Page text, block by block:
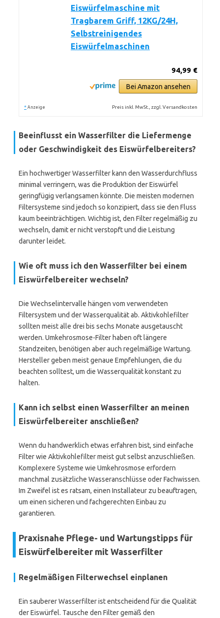
Eiswürfelmaschine mit
Tragbarem Griff, 12KG/24H,
Selbstreinigendes
Eiswürfelmaschinen
94,99 €
Bei Amazon ansehen
* Anzeige Preis inkl. MwSt., zzgl. Versandkosten
Beeinflusst ein Wasserfilter die Liefermenge
oder Geschwindigkeit des Eiswürfelbereiters?
Ein hochwertiger Wasserfilter kann den Wasserdurchfluss
minimal verringern, was die Produktion der Eiswürfel
geringfügig verlangsamen könnte. Die meisten modernen
Filtersysteme sind jedoch so konzipiert, dass sie den Fluss
kaum beeinträchtigen. Wichtig ist, den Filter regelmäßig zu
wechseln, damit er nicht verstopft und die Leistung
darunter leidet.
Wie oft muss ich den Wasserfilter bei einem
Eiswürfelbereiter wechseln?
Die Wechselintervalle hängen vom verwendeten
Filtersystem und der Wasserqualität ab. Aktivkohlefilter
sollten meist alle drei bis sechs Monate ausgetauscht
werden. Umkehrosmose-Filter haben oft längere
Standzeiten, benötigen aber auch regelmäßige Wartung.
Hersteller geben meist genaue Empfehlungen, die du
beachten solltest, um die Wasserqualität konstant zu
halten.
Kann ich selbst einen Wasserfilter an meinen
Eiswürfelbereiter anschließen?
Wenn du handwerklich etwas erfahren bist, sind einfache
Filter wie Aktivkohlefilter meist gut selbst anzuschließen.
Komplexere Systeme wie Umkehrosmose erfordern
manchmal zusätzliche Wasseranschlüsse oder Fachwissen.
Im Zweifel ist es ratsam, einen Installateur zu beauftragen,
um einen sicheren und fachgerechten Einbau zu
garantieren.
Praxisnahe Pflege- und Wartungstipps für
Eiswürfelbereiter mit Wasserfilter
Regelmäßigen Filterwechsel einplanen
Ein sauberer Wasserfilter ist entscheidend für die Qualität
der Eiswürfel. Tausche den Filter gemäß den